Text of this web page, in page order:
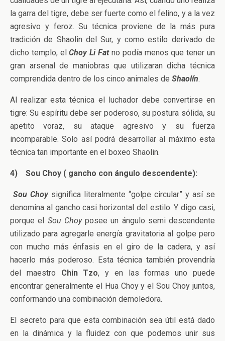
la garra del tigre, debe ser fuerte como el felino, y a la vez
agresivo y feroz. Su técnica proviene de la más pura
tradición de Shaolin del Sur, y como estilo derivado de
dicho templo, elChoy Li Fat no podía menos que tener un
gran arsenal de maniobras que utilizaran dicha técnica
comprendida dentro de los cinco animales de Shaolín.
Al realizar esta técnica el luchador debe convertirse en
tigre: Su espíritu debe ser poderoso, su postura sólida, su
apetito voraz, su ataque agresivo y su fuerza
incomparable. Solo así podrá desarrollar al máximo esta
técnica tan importante en el boxeo Shaolin.
4) Sou Choy ( gancho con ángulo descendente):
Sou Choy significa literalmente “golpe circular” y así se
denomina al gancho casi horizontal del estilo. Y digo casi,
porque el Sou Choyposee un ángulo semi descendente
utilizado para agregarle energía gravitatoria al golpe pero
con mucho más énfasis en el giro de la cadera, y así
hacerlo más poderoso. Esta técnica también provendría
del maestro Chin Tzo, y en las formas uno puede
encontrar generalmente el Hua Choy y el Sou Choy juntos,
conformando una combinación demoledora.
El secreto para que esta combinación sea útil está dado
en la dinámica y la fluidez con que podemos unir sus